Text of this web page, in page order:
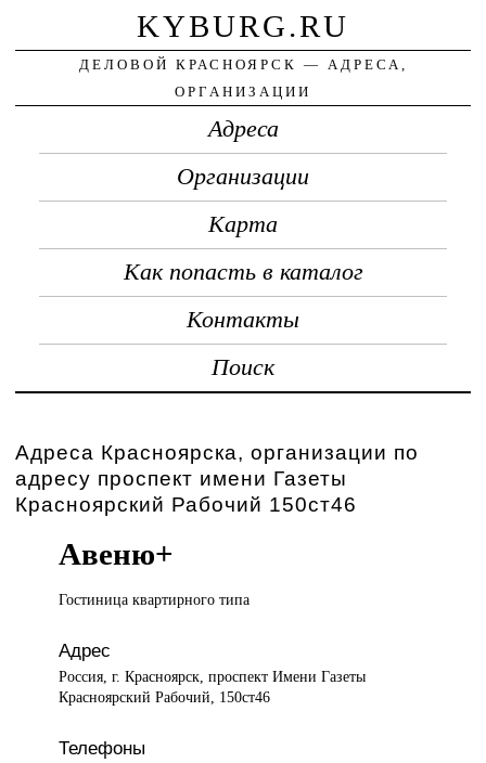
KYBURG.RU
ДЕЛОВОЙ КРАСНОЯРСК — АДРЕСА,
ОРГАНИЗАЦИИ
Адреса
Организации
Карта
Как попасть в каталог
Контакты
Поиск
Адреса Красноярска, организации по
адресу проспект имени Газеты
Красноярский Рабочий 150ст46
Авеню+
Гостиница квартирноготипа
Адрес
Россия, г. Красноярск, проспект Имени Газеты
Красноярский Рабочий, 150ст46
Телефоны